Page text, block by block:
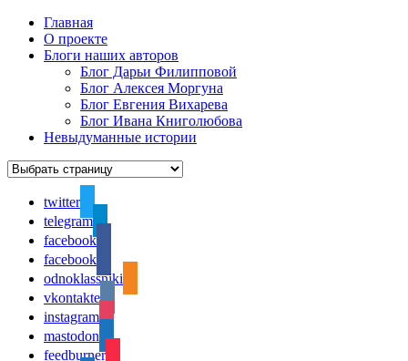
Главная
О проекте
Блоги наших авторов
Блог Дарьи Филипповой
Блог Алексея Моргуна
Блог Евгения Вихарева
Блог Ивана Книголюбова
Невыдуманные истории
twitter
telegram
facebook
facebook
odnoklassniki
vkontakte
instagram
mastodon
feedburner